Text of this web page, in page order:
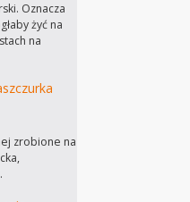
Oznacza
żyć na
na
zrobione na